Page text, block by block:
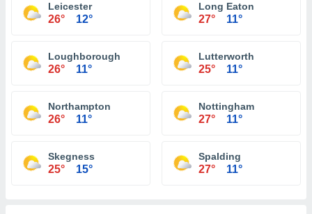
Leicester
26° 12°
Long Eaton
27° 11°
Loughborough
26° 11°
Lutterworth
25° 11°
Northampton
26° 11°
Nottingham
27° 11°
Skegness
25° 15°
Spalding
27° 11°